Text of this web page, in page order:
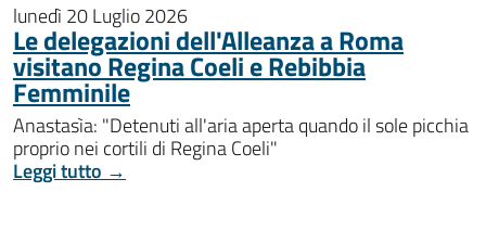
lunedì 20 Luglio 2026
Le delegazioni dell'Alleanza a Roma
visitano Regina Coeli e Rebibbia
Femminile
Anastasìa: "Detenuti all'aria aperta quando il sole picchia
proprio nei cortili di Regina Coeli"
Leggi tutto →